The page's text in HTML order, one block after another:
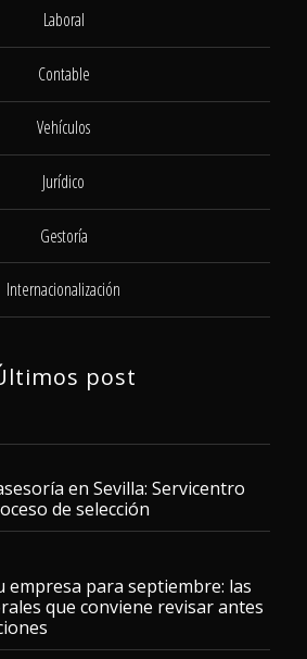
Laboral
Contable
Vehículos
Jurídico
Gestoría
Internacionalización
post
en Sevilla: Servicentro
de selección
para septiembre: las
que conviene revisar antes